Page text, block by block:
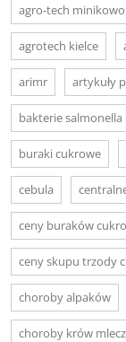
agro-tech minikowo
agrotech kielce
arimr artykuły
bakterie salmonella
buraki cukrowe
cebula
ceny buraków
ceny skupu trzody
choroby alpaków
choroby krów